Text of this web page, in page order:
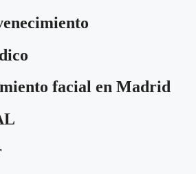
facial en Madrid